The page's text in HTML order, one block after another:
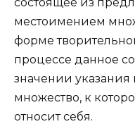
местоимением
форме
процессе данное
значении указания
множество, к
относит себя.